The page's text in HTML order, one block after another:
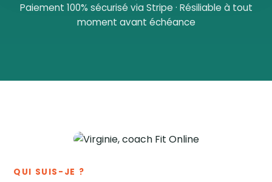
Paiement 100% sécurisé via Stripe · Résiliable à tout
moment avant échéance
QUI SUIS-JE ?